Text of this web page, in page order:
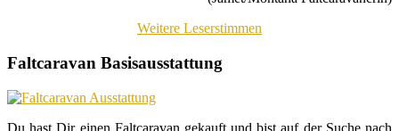
Weitere Leserstimmen
Faltcaravan Basisausstattung
Du hast Dir einen Faltcaravan gekauft und bist auf der Suche nach